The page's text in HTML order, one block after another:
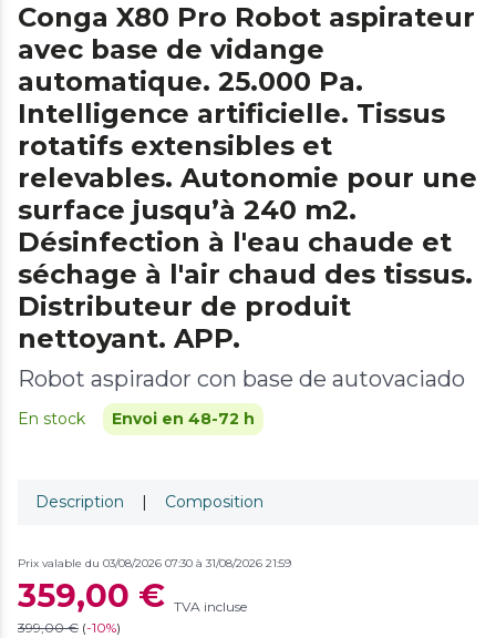
Conga X80 Pro Robot aspirateur
avec base de vidange
automatique. 25.000 Pa.
Intelligence artificielle. Tissus
rotatifs extensibles et
relevables. Autonomie pour une
surface jusqu’à 240 m2.
Désinfection à l'eau chaude et
séchage à l'air chaud des tissus.
Distributeur de produit
nettoyant. APP.
Robot aspirador con base de autovaciado
En stock Envoi en 48-72 h
Description | Composition
Prix valable du 03/08/2026 07:30 à 31/08/2026 21:59
359,00 € TVA incluse
399,00 € (-10%)